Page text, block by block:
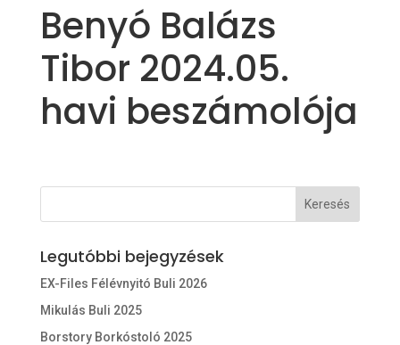
Benyó Balázs
Tibor 2024.05.
havi beszámolója
Legutóbbi bejegyzések
EX-Files Félévnyitó Buli 2026
Mikulás Buli 2025
Borstory Borkóstoló 2025